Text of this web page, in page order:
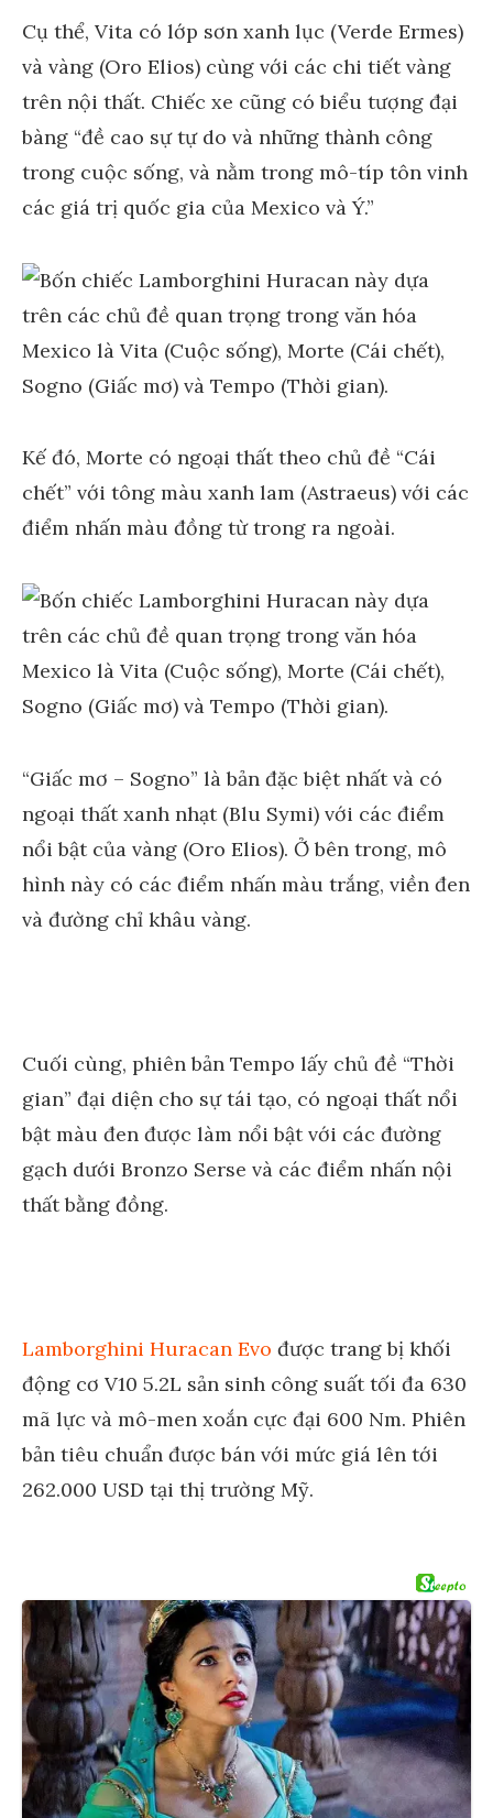
Cụ thể, Vita có lớp sơn xanh lục (Verde Ermes)
và vàng (Oro Elios) cùng với các chi tiết vàng
trên nội thất. Chiếc xe cũng có biểu tượng đại
bàng “đề cao sự tự do và những thành công
trong cuộc sống, và nằm trong mô-típ tôn vinh
các giá trị quốc gia của Mexico và Ý.”
Kế đó, Morte có ngoại thất theo chủ đề “Cái
chết” với tông màu xanh lam (Astraeus) với các
điểm nhấn màu đồng từ trong ra ngoài.
“Giấc mơ – Sogno” là bản đặc biệt nhất và có
ngoại thất xanh nhạt (Blu Symi) với các điểm
nổi bật của vàng (Oro Elios). Ở bên trong, mô
hình này có các điểm nhấn màu trắng, viền đen
và đường chỉ khâu vàng.
Cuối cùng, phiên bản Tempo lấy chủ đề “Thời
gian” đại diện cho sự tái tạo, có ngoại thất nổi
bật màu đen được làm nổi bật với các đường
gạch dưới Bronzo Serse và các điểm nhấn nội
thất bằng đồng.
Lamborghini Huracan Evo được trang bị khối
động cơ V10 5.2L sản sinh công suất tối đa 630
mã lực và mô-men xoắn cực đại 600 Nm. Phiên
bản tiêu chuẩn được bán với mức giá lên tới
262.000 USD tại thị trường Mỹ.